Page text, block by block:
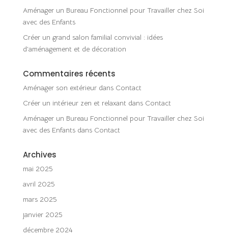
Aménager un Bureau Fonctionnel pour Travailler chez Soi
avec des Enfants
Créer un grand salon familial convivial : idées
d’aménagement et de décoration
Commentaires récents
Aménager son extérieurdans Contact
Créer un intérieur zen et relaxant dans Contact
Aménager un Bureau Fonctionnel pour Travailler chez Soi
avec des Enfantsdans Contact
Archives
mai 2025
avril 2025
mars 2025
janvier 2025
décembre 2024